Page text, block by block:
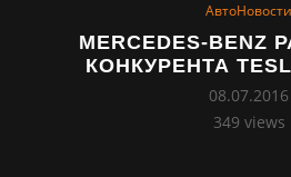
АвтоНовости
MERCEDES-BENZ
КОНКУРЕНТА
08.07.2016
349 views